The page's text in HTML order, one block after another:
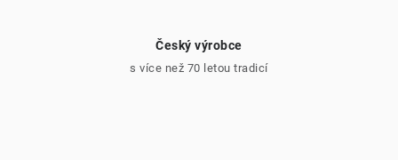
Český výrobce
s více než 70 letou tradicí